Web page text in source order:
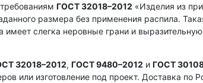
ГОСТ 32018–2012 «Изделия из
размера без применения распила.
слегка неровные грани и
32018–2012, ГОСТ 9480–2012 и ГОСТ
или изготовление под проект. Доставка